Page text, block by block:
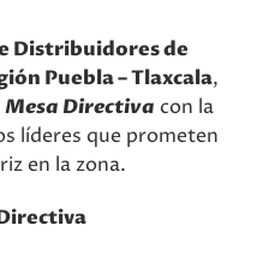
Distribuidores de
Puebla – Tlaxcala,
Mesa Directiva con la
líderes que prometen
en la zona.